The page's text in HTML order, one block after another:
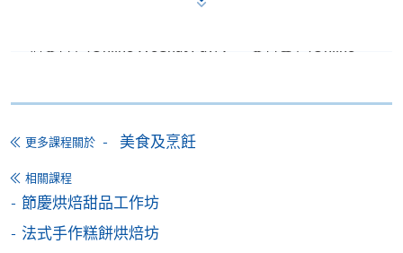
報讀新課程
填寫網上報名表格
申請人可按該課程網頁的右上角的
更多課程關於 美食及烹飪
相關課程
節慶烘焙甜品工作坊
法式手作糕餅烘焙坊